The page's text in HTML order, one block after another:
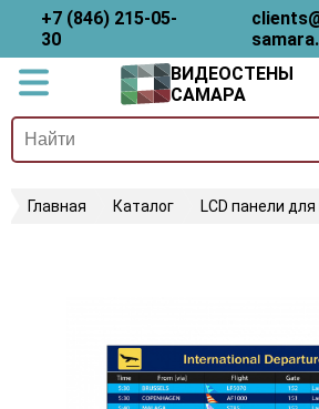
+7 (846) 215-05-
30
ВИДЕОСТЕНЫ
САМАРА
Главная Каталог LCD панели